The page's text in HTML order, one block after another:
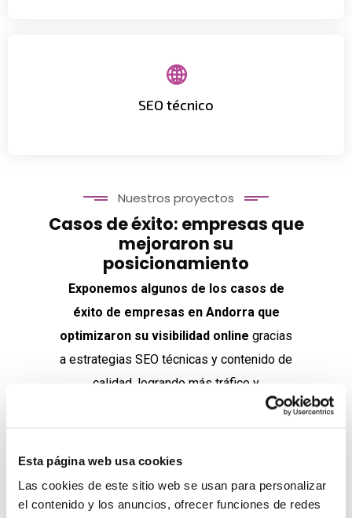
Esta página web usa cookies
Las cookies de este sitio web se usan para personalizar
el contenido y los anuncios, ofrecer funciones de redes
SEO técnico
Mejoramos velocidad, arquitectura y experiencia de
usuario.
Nuestros proyectos
Casos de éxito: empresas que
mejoraron su
posicionamiento
Exponemos algunos de los casos de
éxito de empresas en Andorra que
optimizaron su visibilidad online gracias
a estrategias SEO técnicas y contenido de
calidad, logrando más tráfico y